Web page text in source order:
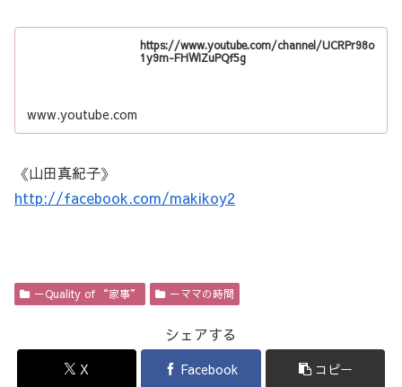
https://www.youtube.com/channel/UCRPr98o
1y9m-FHWIZuPQf5g
www.youtube.com
《山田真紀子》
http://facebook.com/makikoy2
－Quality of “家事” －ママの時間
シェアする
X Facebook コピー